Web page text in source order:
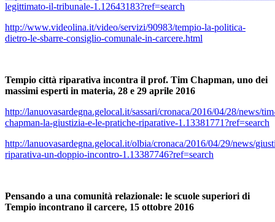
legittimato-il-tribunale-1.12643183?ref=search
http://www.videolina.it/video/servizi/90983/tempio-la-politica-
dietro-le-sbarre-consiglio-comunale-in-carcere.html
Tempio città riparativa incontra il prof. Tim Chapman, uno dei
massimi esperti in materia, 28 e 29 aprile 2016
http://lanuovasardegna.gelocal.it/sassari/cronaca/2016/04/28/news/
chapman-la-giustizia-e-le-pratiche-riparative-1.13381771?ref=search
http://lanuovasardegna.gelocal.it/olbia/cronaca/2016/04/29/news/
riparativa-un-doppio-incontro-1.13387746?ref=search
Pensando a una comunità relazionale: le scuole superiori di
Tempio incontrano il carcere, 15 ottobre 2016